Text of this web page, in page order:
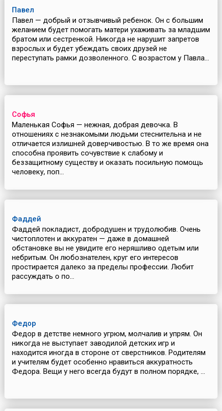
Павел
Павел — добрый и отзывчивый ребенок. Он с большим
желанием будет помогать матери ухаживать за младшим
братом или сестренкой. Никогда не нарушит запретов
взрослых и будет убеждать своих друзей не
переступать рамки дозволенного. С возрастом у Павла...
Софья
Маленькая Софья — нежная, добрая девочка. В
отношениях с незнакомыми людьми стеснительна и не
отличается излишней доверчивостью. В то же время она
способна проявить сочувствие к слабому и
беззащитному существу и оказать посильную помощь
человеку, поп...
Фаддей
Фаддей покладист, добродушен и трудолюбив. Очень
чистоплотен и аккуратен — даже в домашней
обстановке вы не увидите его неряшливо одетым или
небритым. Он любознателен, круг его интересов
простирается далеко за пределы профессии. Любит
рассуждать о по...
Федор
Федор в детстве немного угрюм, молчалив и упрям. Он
никогда не выступает заводилой детских игр и
находится иногда в стороне от сверстников. Родителям
и учителям будет особенно нравиться аккуратность
Федора. Вещи у него всегда будут в полном порядке, ...